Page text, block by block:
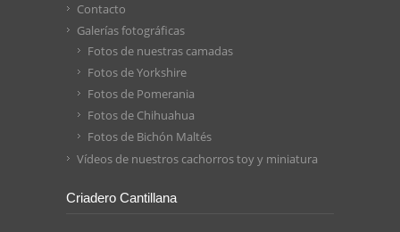
Contacto
Galerías fotográficas
Fotos de nuestras camadas
Fotos de Yorkshire
Fotos de Pomerania
Fotos de Chihuahua
Fotos de Bichón Maltés
Vídeos de nuestros cachorros toy y miniatura
Criadero Cantillana